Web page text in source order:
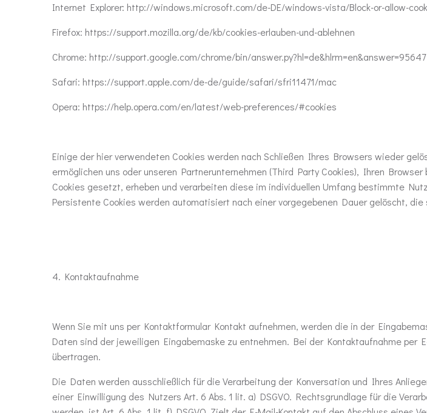
Internet Explorer: http://windows.microsoft.com/de-DE/windows-vista/Block-or-allow-
Firefox: https://support.mozilla.org/de/kb/cookies-erlauben-und-ablehnen
Chrome: http://support.google.com/chrome/bin/answer.py?hl=de&hlrm=en&answer=95647
Safari: https://support.apple.com/de-de/guide/safari/sfri11471/mac
Opera: https://help.opera.com/en/latest/web-preferences/#cookies
Einige der hier verwendeten Cookies werden nach Schließen Ihres Browsers wieder
ermöglichen uns oder unseren Partnerunternehmen (Third Party Cookies), Ihren
Cookies gesetzt, erheben und verarbeiten diese im individuellen Umfang bestimmte
Persistente Cookies werden automatisiert nach einer vorgegebenen Dauer gelöscht, die
4. Kontaktaufnahme
Wenn Sie mit uns per Kontaktformular Kontakt aufnehmen, werden die in der
Daten sind der jeweiligen Eingabemaske zu entnehmen. Bei der Kontaktaufnahme per
übertragen.
Die Daten werden ausschließlich für die Verarbeitung der Konversation und Ihres
einer Einwilligung des Nutzers Art. 6 Abs. 1 lit. a) DSGVO. Rechtsgrundlage für die